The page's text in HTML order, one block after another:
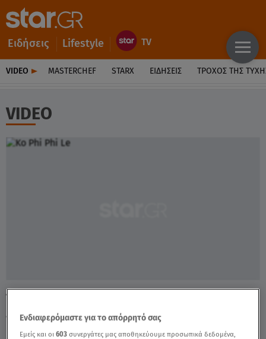
Ειδήσεις Lifestyle
VIDEO MASTERCHEF STARX ΕΙΔΉΣΕΙΣ ΤΡΟΧΌΣ ΤΗΣ
VIDEO
To παραδεισένιο νησί Ko Phi Phi Le
λειτουργεί ξανά! - Video
Ενδιαφερόμαστε για το απόρρητό σας
Εμείς και οι603 συνεργάτες μας αποθηκεύουμε προσωπικά δεδομένα,